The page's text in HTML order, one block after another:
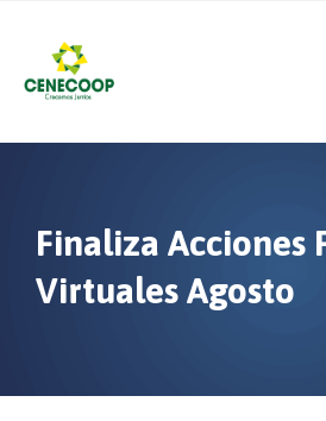
content
Finaliza Acciones
Virtuales Agosto